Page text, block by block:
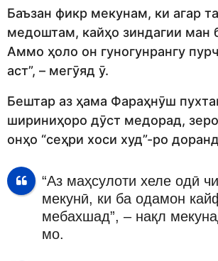
Баъзан фикр мекунам, ки агар
медоштам, кайҳо зиндагии ман
Аммо ҳоло он гуногунрангу
аст”, – мегӯяд ӯ.
Бештар аз ҳама Фараҳнӯш
шириниҳоро дӯст медорад, зеро
онҳо “сеҳри хоси худ”-ро
“Аз маҳсулоти хеле одӣ
мекунӣ, ки ба одамон
мебахшад”, – нақл
мо.